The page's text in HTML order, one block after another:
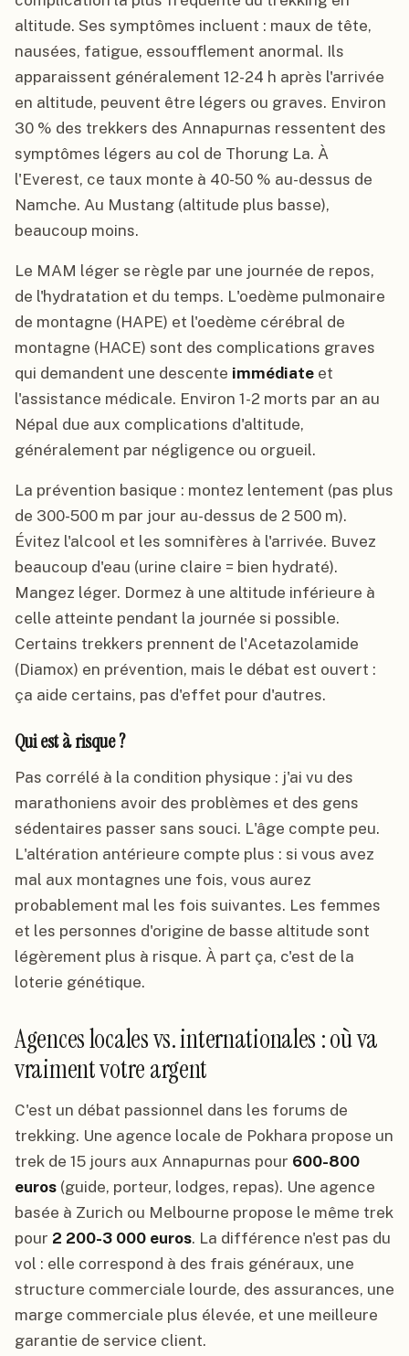
altitude. Ses symptômes incluent : maux de tête,
nausées, fatigue, essoufflement anormal. Ils
apparaissent généralement 12-24 h après l'arrivée
en altitude, peuvent être légers ou graves. Environ
30 % des trekkers des Annapurnas ressentent des
symptômes légers au col de Thorung La. À
l'Everest, ce taux monte à 40-50 % au-dessus de
Namche. Au Mustang (altitude plus basse),
beaucoup moins.
Le MAM léger se règle par une journée de repos,
de l'hydratation et du temps. L'oedème pulmonaire
de montagne (HAPE) et l'oedème cérébral de
montagne (HACE) sont des complications graves
qui demandent une descente immédiate et
l'assistance médicale. Environ 1-2 morts par an au
Népal due aux complications d'altitude,
généralement par négligence ou orgueil.
La prévention basique : montez lentement (pas plus
de 300-500 m par jour au-dessus de 2 500 m).
Évitez l'alcool et les somnifères à l'arrivée. Buvez
beaucoup d'eau (urine claire = bien hydraté).
Mangez léger. Dormez à une altitude inférieure à
celle atteinte pendant la journée si possible.
Certains trekkers prennent de l'Acetazolamide
(Diamox) en prévention, mais le débat est ouvert :
ça aide certains, pas d'effet pour d'autres.
Qui est à risque ?
Pas corrélé à la condition physique : j'ai vu des
marathoniens avoir des problèmes et des gens
sédentaires passer sans souci. L'âge compte peu.
L'altération antérieure compte plus : si vous avez
mal aux montagnes une fois, vous aurez
probablement mal les fois suivantes. Les femmes
et les personnes d'origine de basse altitude sont
légèrement plus à risque. À part ça, c'est de la
loterie génétique.
Agences locales vs. internationales : où va
vraiment votre argent
C'est un débat passionnel dans les forums de
trekking. Une agence locale de Pokhara propose un
trek de 15 jours aux Annapurnas pour 600-800
euros (guide, porteur, lodges, repas). Une agence
basée à Zurich ou Melbourne propose le même trek
pour 2 200-3 000 euros. La différence n'est pas du
vol : elle correspond à des frais généraux, une
structure commerciale lourde, des assurances, une
marge commerciale plus élevée, et une meilleure
garantie de service client.